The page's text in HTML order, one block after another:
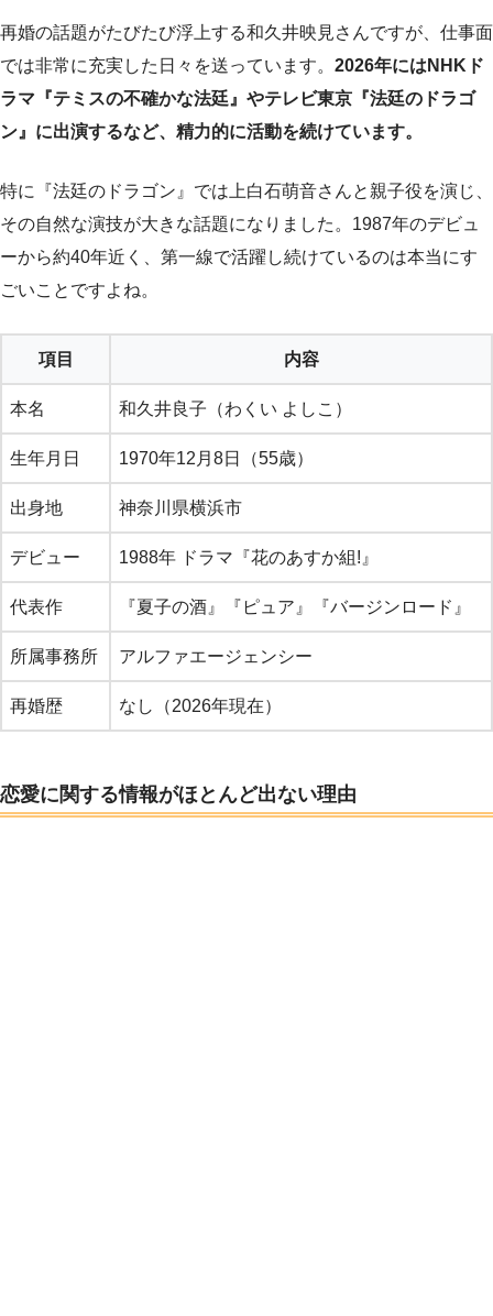
再婚の話題がたびたび浮上する和久井映見さんですが、仕事面
では非常に充実した日々を送っています。 2026年にはNHKド
ラマ『テミスの不確かな法廷』やテレビ東京『法廷のドラゴ
ン』に出演するなど、精力的に活動を続けています。
特に『法廷のドラゴン』では上白石萌音さんと親子役を演じ、
その自然な演技が大きな話題になりました。1987年のデビュ
ーから約40年近く、第一線で活躍し続けているのは本当にす
ごいことですよね。
項目 内容
本名 和久井良子（わくい よしこ）
生年月日 1970年12月8日（55歳）
出身地 神奈川県横浜市
デビュー 1988年 ドラマ『花のあすか組!』
代表作 『夏子の酒』『ピュア』『バージンロード』
所属事務所 アルファエージェンシー
再婚歴 なし（2026年現在）
恋愛に関する情報がほとんど出ない理由